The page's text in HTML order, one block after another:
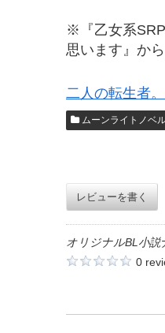
※『乙女系
思います』か
二人の転生者
ムーンライトノベ
レビューを書く
オリジナルBL小説
0